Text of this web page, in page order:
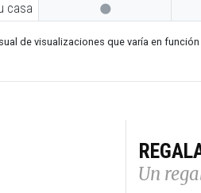
casa 
de visualizaciones que varía en
Un